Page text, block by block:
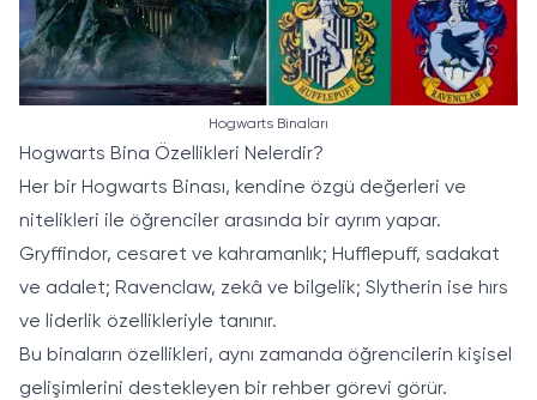
Hogwarts Binaları
Hogwarts Bina Özellikleri Nelerdir?
Her bir Hogwarts Binası, kendine özgü değerleri ve
nitelikleri ile öğrenciler arasında bir ayrım yapar.
Gryffindor, cesaret ve kahramanlık; Hufflepuff, sadakat
ve adalet; Ravenclaw, zekâ ve bilgelik; Slytherin ise hırs
ve liderlik özellikleriyle tanınır.
Bu binaların özellikleri, aynı zamanda öğrencilerin kişisel
gelişimlerini destekleyen bir rehber görevi görür.